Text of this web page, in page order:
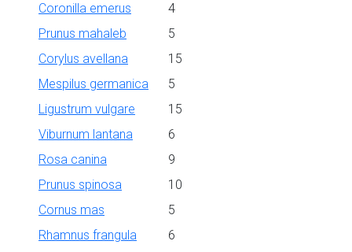
Coronilla emerus
4
Prunus mahaleb
5
Corylus avellana
15
Mespilus germanica
5
Ligustrum vulgare
15
Viburnum lantana
6
Rosa canina
9
Prunus spinosa
10
Cornus mas
5
Rhamnus frangula
6